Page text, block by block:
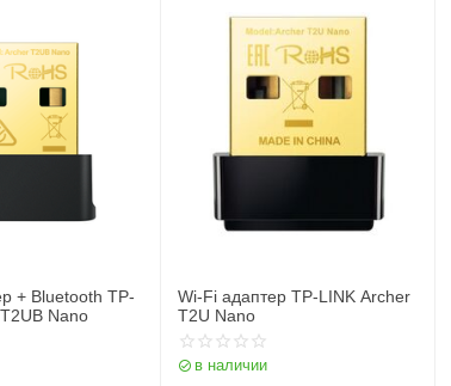
+ Bluetooth TP-
Nano
Wi-Fi адаптер TP-LINK Archer
T2U Nano
в наличии